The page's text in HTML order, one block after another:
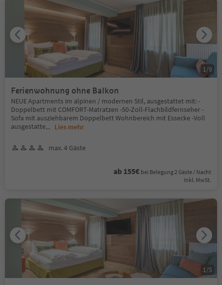
Ferienwohnung ohne Balkon
NEUE Apartments im alpinen / modernen Stil, ausgestattet mit: -
Doppelbett mit COMFORT-Matratzen -50-Zoll-Flachbildfernseher -
Sofa mit ausziehbarem Doppelbett Wohnbereich mit Essecke -Voll
ausgestatte... Lies mehr
max. 4 Gäste
ab 155€ bei Belegung 2 Gäste / Nacht
Inkl. MwSt.
1 /9
1 /5